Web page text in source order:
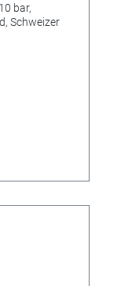
bar,
Schweizer